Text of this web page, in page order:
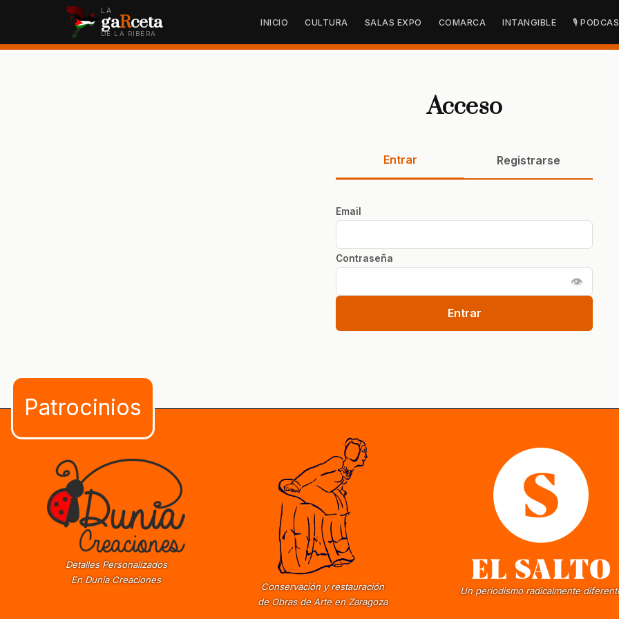
LA
gaRceta
DE LA RIBERA
INICIO CULTURA SALAS EXPO COMARCA INTANGIBLE 🎙
Acceso
Entrar Registrarse
Email
Contraseña
👁
Entrar
Detalles Personalizados
En Dunia Creaciones
Conservación y restauración
de Obras de Arte en Zaragoza
Un periodismo radicalmente